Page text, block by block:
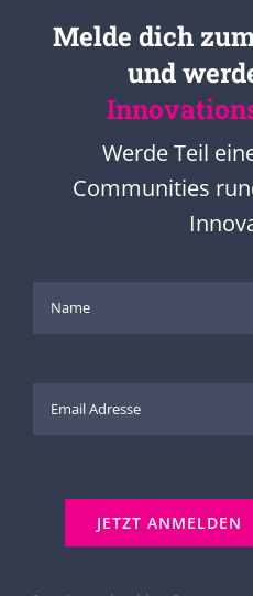
Melde dich
und
Werde Teil
Communities